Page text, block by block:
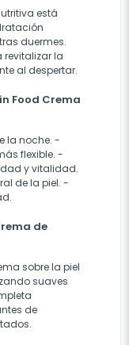
está
duermes.
revitalizar la
al despertar.
Food Crema
la noche. -
flexible. -
y vitalidad.
de la piel. -
de
sobre la piel
suaves
de